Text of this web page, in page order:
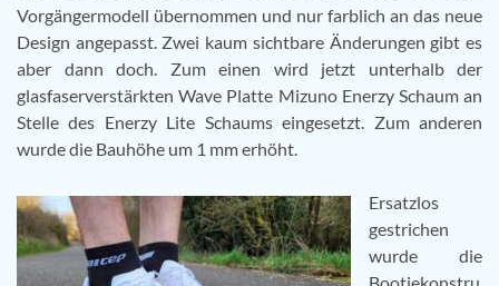
Vorgängermodell übernommen und nur farblich an das neue
Design angepasst. Zwei kaum sichtbare Änderungen gibt es
aber dann doch. Zum einen wird jetzt unterhalb der
glasfaserverstärkten Wave Platte Mizuno Enerzy Schaum an
Stelle des Enerzy Lite Schaums eingesetzt. Zum anderen
wurde die Bauhöhe um 1 mm erhöht.
Ersatzlos
gestrichen
wurde die